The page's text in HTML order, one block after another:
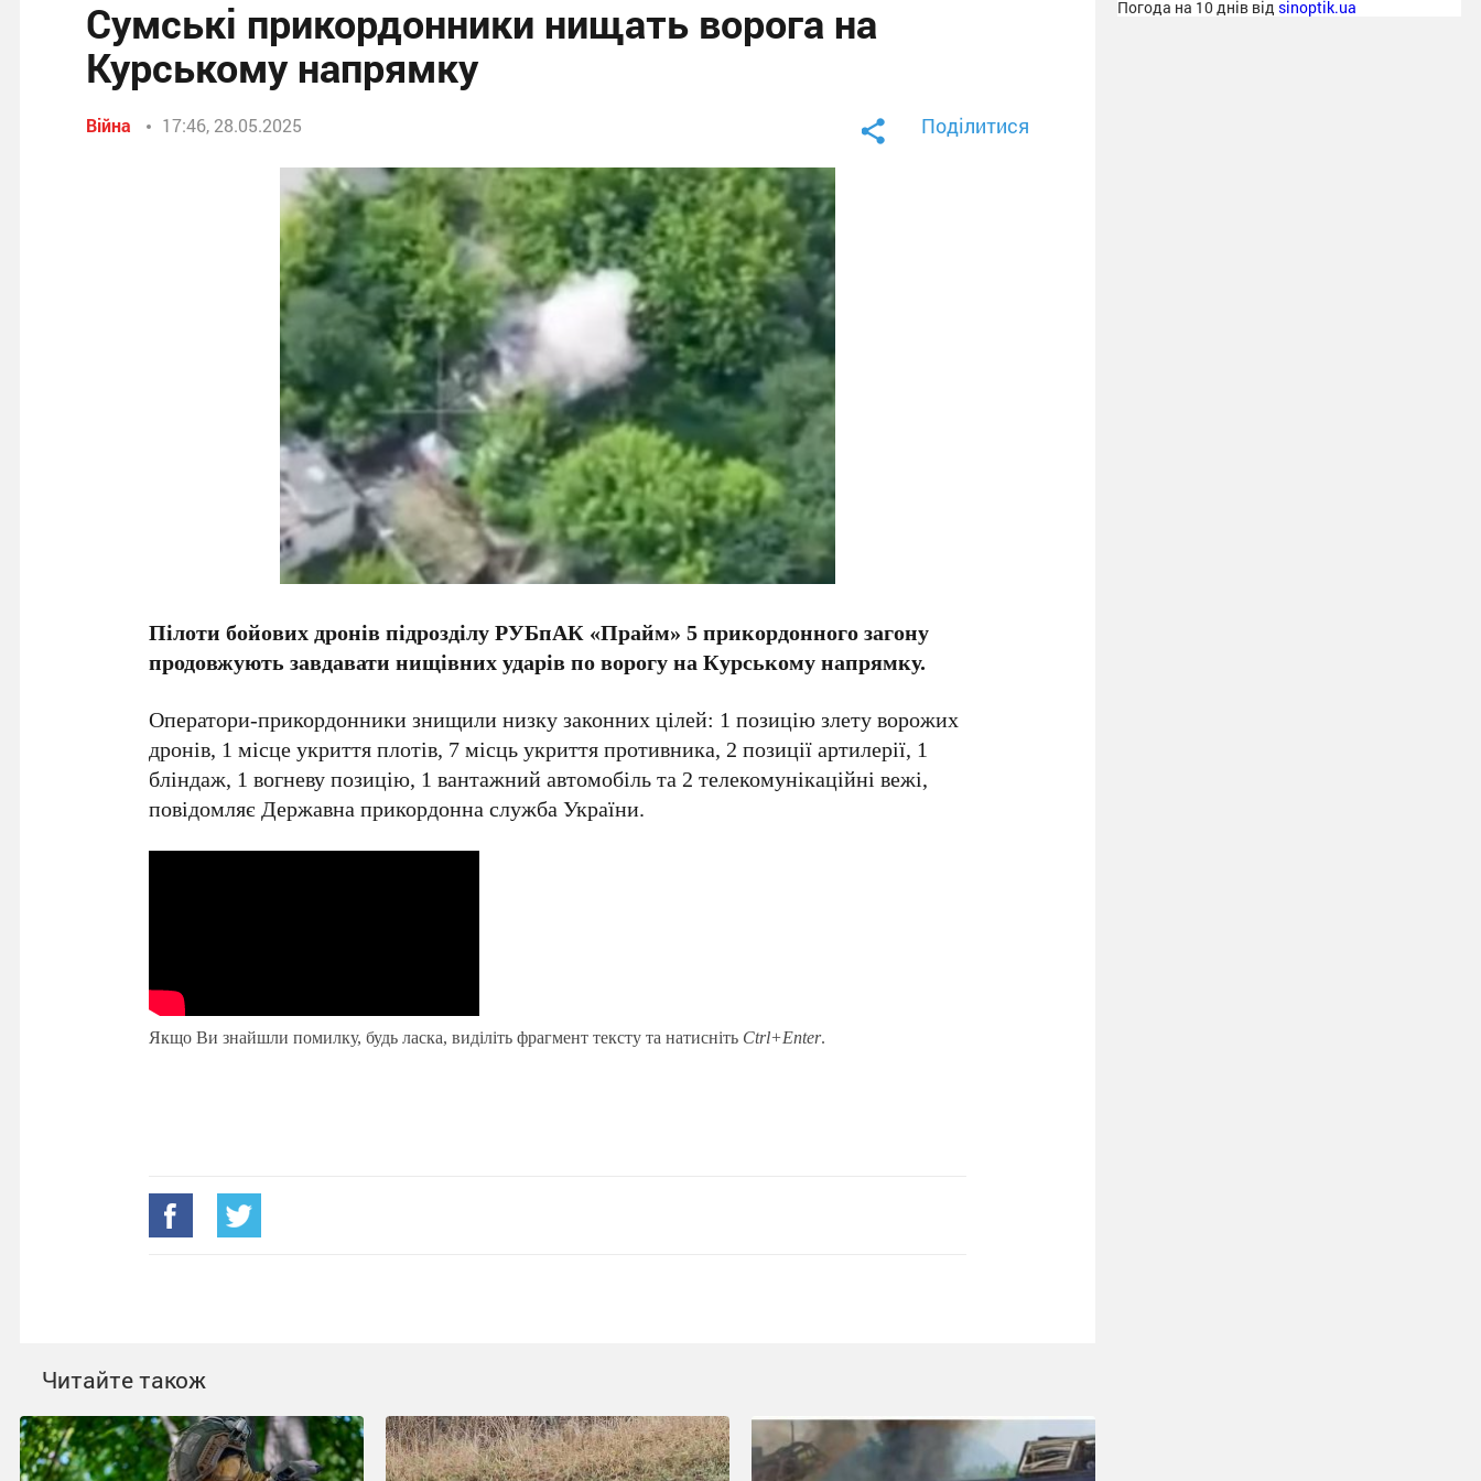
Сумські прикордонники нищать ворога на
Курському напрямку
Війна 17:46, 28.05.2025 Поділитися
Пілоти бойових дронів підрозділу РУБпАК «Прайм» 5 прикордонного загону
продовжують завдавати нищівних ударів по ворогу на Курському напрямку.
Оператори-прикордонники знищили низку законних цілей: 1 позицію злету ворожих
дронів, 1 місце укриття плотів, 7 місць укриття противника, 2 позиції артилерії, 1
бліндаж, 1 вогневу позицію, 1 вантажний автомобіль та 2 телекомунікаційні вежі,
повідомляє Державна прикордонна служба України.
Якщо Ви знайшли помилку, будь ласка, виділіть фрагмент тексту та натисніть Ctrl+Enter.
Читайте також
Погода на 10 днів від sinoptik.ua